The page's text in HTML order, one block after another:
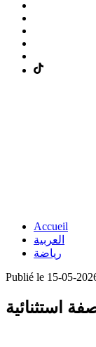
Accueil
العربية
رياضة
Publié le 15-05-
استثنائية